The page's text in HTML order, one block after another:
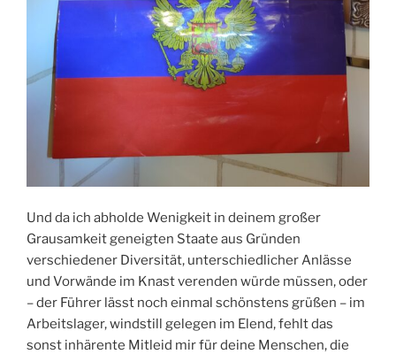
Und da ich abholde Wenigkeit in deinem großer
Grausamkeit geneigten Staate aus Gründen
verschiedener Diversität, unterschiedlicher Anlässe
und Vorwände im Knast verenden würde müssen, oder
– der Führer lässt noch einmal schönstens grüßen – im
Arbeitslager, windstill gelegen im Elend, fehlt das
sonst inhärente Mitleid mir für deine Menschen, die